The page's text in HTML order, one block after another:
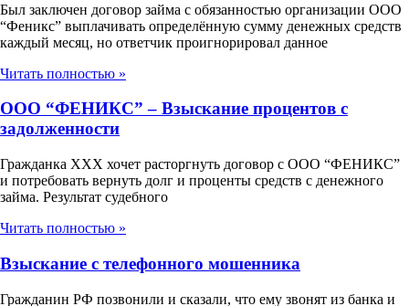
Был заключен договор займа с обязанностью организации ООО
“Феникс” выплачивать определённую сумму денежных средств
каждый месяц, но ответчик проигнорировал данное
Читать полностью »
ООО “ФЕНИКС” – Взыскание процентов с
задолженности
Гражданка ХХХ хочет расторгнуть договор с ООО “ФЕНИКС”
и потребовать вернуть долг и проценты средств с денежного
займа. Результат судебного
Читать полностью »
Взыскание с телефонного мошенника
Гражданин РФ позвонили и сказали, что ему звонят из банка и